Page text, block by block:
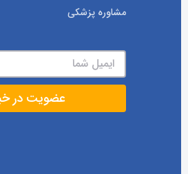
مشاوره پزشکی